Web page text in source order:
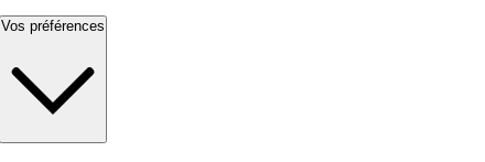
Vos préférences